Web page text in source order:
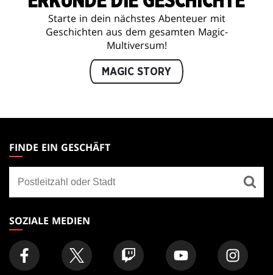
Starte in dein nächstes Abenteuer mit
Geschichten aus dem gesamten Magic-
Multiversum!
MAGIC STORY
THE
GATHERING
FOOTER
FINDE EIN GESCHÄFT
ein
Geschäft
SOZIALE MEDIEN